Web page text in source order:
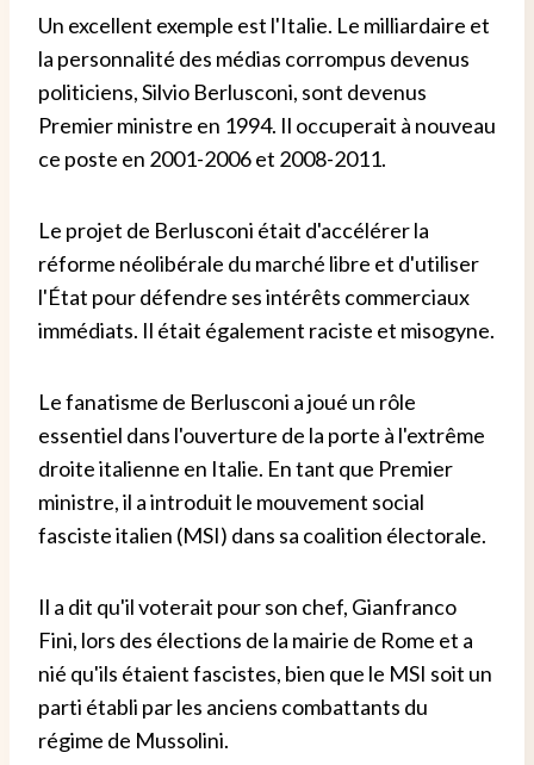
Un excellent exemple est l'Italie. Le milliardaire et
la personnalité des médias corrompus devenus
politiciens, Silvio Berlusconi, sont devenus
Premier ministre en 1994. Il occuperait à nouveau
ce poste en 2001-2006 et 2008-2011.
Le projet de Berlusconi était d'accélérer la
réforme néolibérale du marché libre et d'utiliser
l'État pour défendre ses intérêts commerciaux
immédiats. Il était également raciste et misogyne.
Le fanatisme de Berlusconi a joué un rôle
essentiel dans l'ouverture de la porte à l'extrême
droite italienne en Italie. En tant que Premier
ministre, il a introduit le mouvement social
fasciste italien (MSI) dans sa coalition électorale.
Il a dit qu'il voterait pour son chef, Gianfranco
Fini, lors des élections de la mairie de Rome et a
nié qu'ils étaient fascistes, bien que le MSI soit un
parti établi par les anciens combattants du
régime de Mussolini.